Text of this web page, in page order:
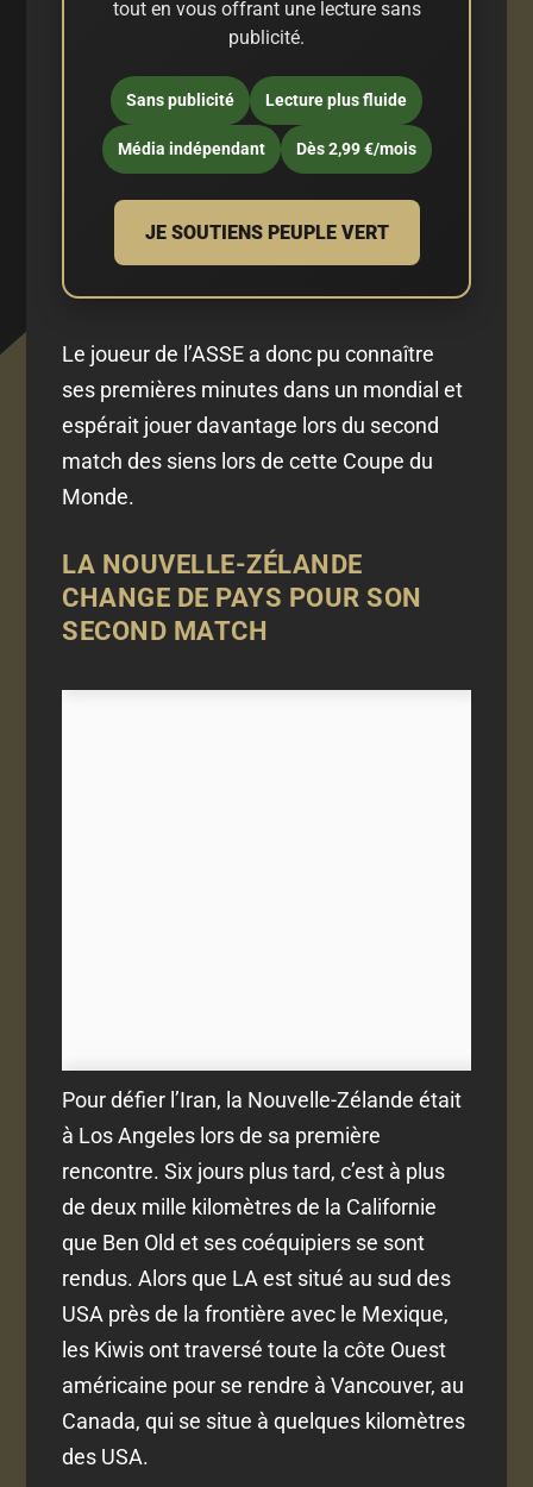
tout en vous offrant une lecture sans
publicité.
Sans publicité Lecture plus fluide
Média indépendant Dès 2,99 €/mois
JE SOUTIENS PEUPLE VERT
Le joueur de l’ASSE a donc pu connaître
ses premières minutes dans un mondial et
espérait jouer davantage lors du second
match des siens lors de cette Coupe du
Monde.
LA NOUVELLE-ZÉLANDE
CHANGE DE PAYS POUR SON
SECOND MATCH
Pour défier l’Iran, la Nouvelle-Zélande était
à Los Angeles lors de sa première
rencontre. Six jours plus tard, c’est à plus
de deux mille kilomètres de la Californie
que Ben Old et ses coéquipiers se sont
rendus. Alors que LA est situé au sud des
USA près de la frontière avec le Mexique,
les Kiwis ont traversé toute la côte Ouest
américaine pour se rendre à Vancouver, au
Canada, qui se situe à quelques kilomètres
des USA.